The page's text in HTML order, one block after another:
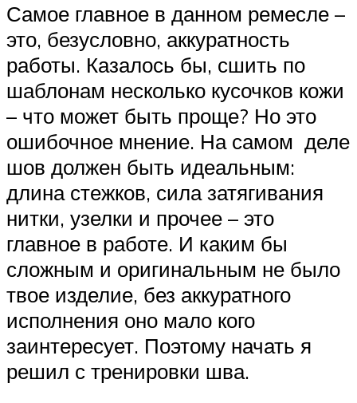
Самое главное в данном ремесле –
это, безусловно, аккуратность
работы. Казалось бы, сшить по
шаблонам несколько кусочков кожи
– что может быть проще? Но это
ошибочное мнение. На самом деле
шов должен быть идеальным:
длина стежков, сила затягивания
нитки, узелки и прочее – это
главное в работе. И каким бы
сложным и оригинальным не было
твое изделие, без аккуратного
исполнения оно мало кого
заинтересует. Поэтому начать я
решил с тренировки шва.